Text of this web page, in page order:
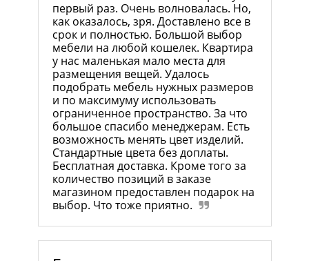
первый раз. Очень волновалась. Но,
как оказалось, зря. Доставлено все в
срок и полностью. Большой выбор
мебели на любой кошелек. Квартира
у нас маленькая мало места для
размещения вещей. Удалось
подобрать мебель нужных размеров
и по максимуму использовать
ограниченное пространство. За что
большое спасибо менеджерам. Есть
возможность менять цвет изделий.
Стандартные цвета без доплаты.
Бесплатная доставка. Кроме того за
количество позиций в заказе
магазином предоставлен подарок на
выбор. Что тоже приятно.